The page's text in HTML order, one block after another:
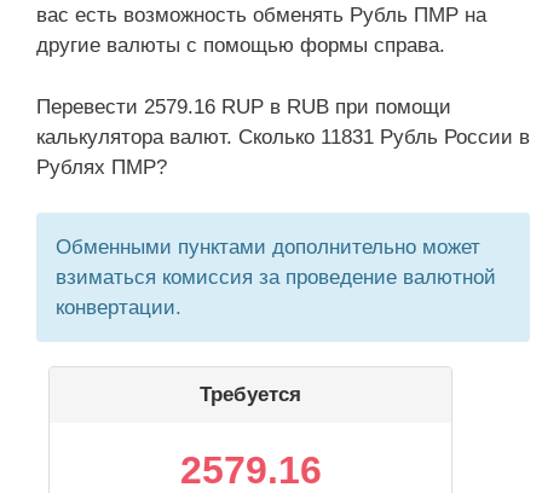
вас есть возможность обменять Рубль ПМР на
другие валюты с помощью формы справа.
Перевести 2579.16 RUP в RUB при помощи
калькулятора валют. Сколько 11831 Рубль России в
Рублях ПМР?
Обменными пунктами дополнительно может
взиматься комиссия за проведение валютной
конвертации.
Требуется
2579.16